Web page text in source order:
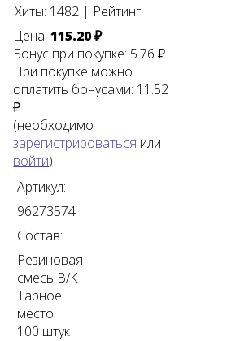
Хиты: 1482 | Рейтинг:
Цена:115.20 ₽
Бонус при покупке: 5.76 ₽
При покупке можно
оплатить бонусами: 11.52
₽
(необходимо
зарегистрироваться или
войти)
Артикул:
96273574
Состав:
Резиновая
смесь В/К
Тарное
место:
100 штук